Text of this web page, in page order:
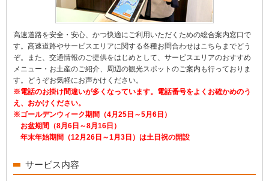
高速道路を安全・安心、かつ快適にご利用いただくための総合案内窓口で
す。高速道路やサービスエリアに関する各種お問合わせはこちらまでどう
ぞ。また、交通情報のご提供をはじめとして、サービスエリアのおすすめ
メニュー・お土産のご紹介、周辺の観光スポットのご案内も行っておりま
す。どうぞお気軽にお声かけください。
※電話のお掛け間違いが多くなっています。電話番号をよくお確かめのう
え、おかけください。
※ゴールデンウィーク期間（4月25日～5月6日）
お盆期間（8月6日～8月16日）
年末年始期間（12月26日～1月3日）は土日祝の開設
サービス内容